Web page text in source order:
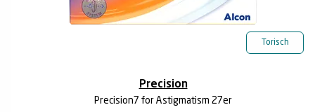
Torisch
Precision
Precision7 for Astigmatism 27er